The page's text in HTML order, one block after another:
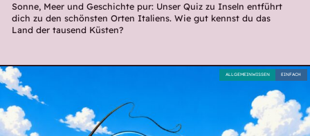
Sonne, Meer und Geschichte pur: Unser Quiz zu Inseln entführt
dich zu den schönsten Orten Italiens. Wie gut kennst du das
Land der tausend Küsten?
EINFACH
ALLGEMEINWISSEN